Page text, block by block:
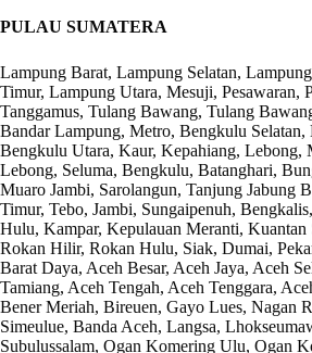
PULAU SUMATERA
Lampung Barat, Lampung Selatan,
Timur, Lampung Utara, Mesuji, Pesawaran,
Tanggamus, Tulang Bawang, Tulang
Bandar Lampung, Metro, Bengkulu Selatan,
Bengkulu Utara, Kaur, Kepahiang, Lebong,
Lebong, Seluma, Bengkulu, Batanghari,
Muaro Jambi, Sarolangun, Tanjung Jabung
Timur, Tebo, Jambi, Sungaipenuh,
Hulu, Kampar, Kepulauan Meranti, Kuantan
Rokan Hilir, Rokan Hulu, Siak, Dumai,
Barat Daya, Aceh Besar, Aceh Jaya, Aceh
Tamiang, Aceh Tengah, Aceh Tenggara,
Bener Meriah, Bireuen, Gayo Lues, Nagan
Simeulue, Banda Aceh, Langsa,
Subulussalam, Ogan Komering Ulu, Ogan